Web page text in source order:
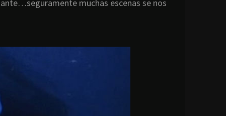
muchas escenas se nos